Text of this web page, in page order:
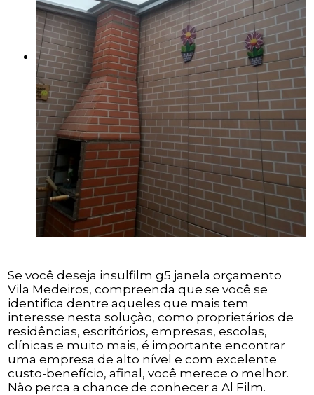
Se você deseja insulfilm g5 janela orçamento
Vila Medeiros, compreenda que se você se
identifica dentre aqueles que mais tem
interesse nesta solução, como proprietários de
residências, escritórios, empresas, escolas,
clínicas e muito mais, é importante encontrar
uma empresa de alto nível e com excelente
custo-benefício, afinal, você merece o melhor.
Não perca a chance de conhecer a Al Film.